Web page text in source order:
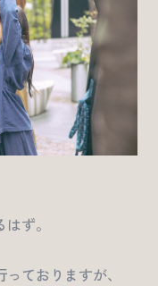
ず。
ておりますが、